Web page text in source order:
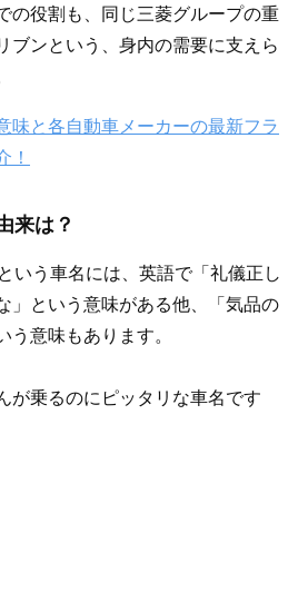
の役割も、同じ三菱グループの重
ブンという、身内の需要に支えら
味と各自動車メーカーの最新フラ
！
来は？
いう車名には、英語で「礼儀正し
」という意味がある他、「気品の
う意味もあります。
が乗るのにピッタリな車名です